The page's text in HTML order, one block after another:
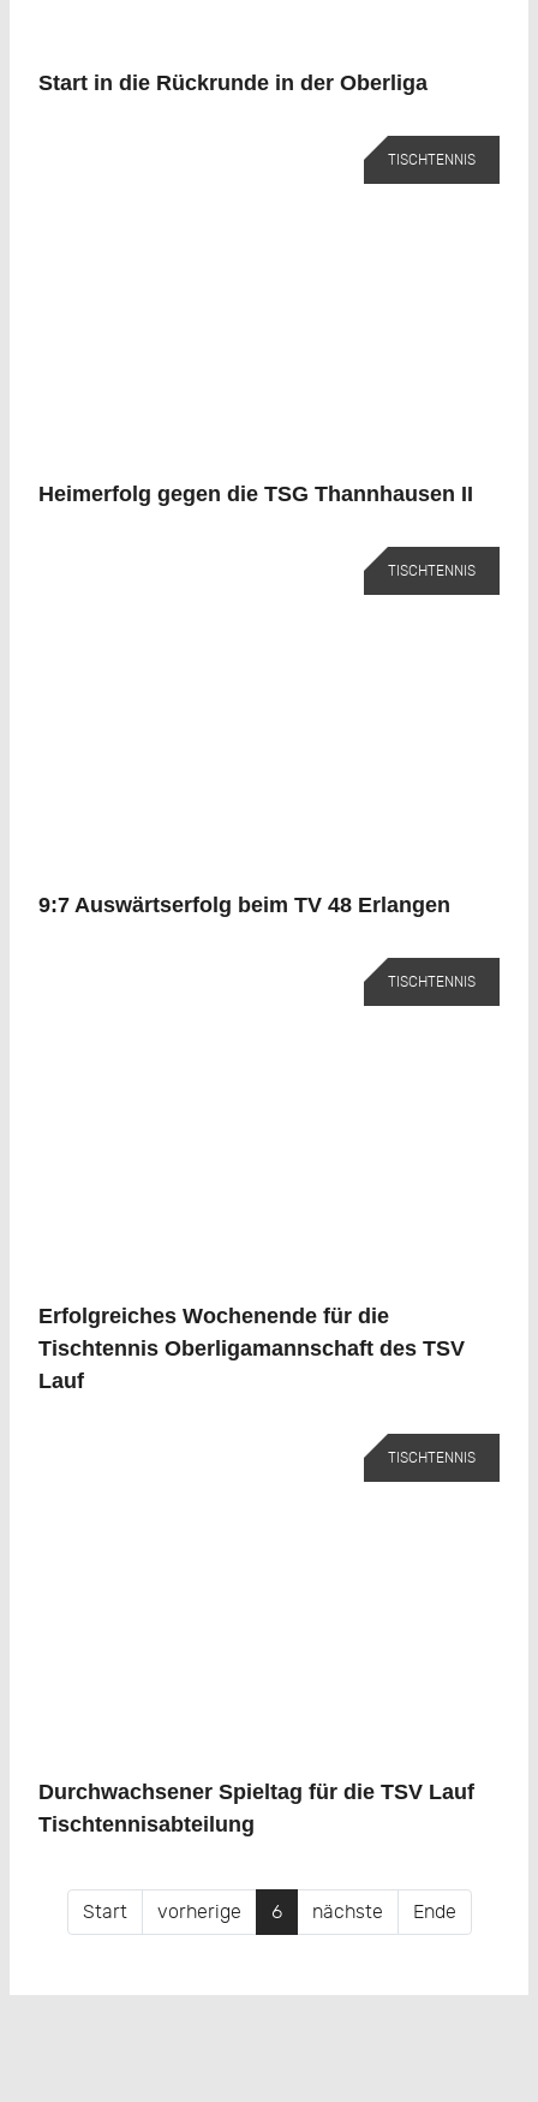
Start in die Rückrunde in der Oberliga
TISCHTENNIS
Heimerfolg gegen die TSG Thannhausen II
TISCHTENNIS
9:7 Auswärtserfolg beim TV 48 Erlangen
TISCHTENNIS
Erfolgreiches Wochenende für die
Tischtennis Oberligamannschaft des TSV
Lauf
TISCHTENNIS
Durchwachsener Spieltag für die TSV Lauf
Tischtennisabteilung
Start vorherige 6 nächste Ende